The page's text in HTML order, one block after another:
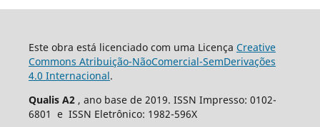
Este obra está licenciado com uma Licença Creative
Commons Atribuição-NãoComercial-SemDerivações
4.0 Internacional.
Qualis A2 , ano base de 2019. ISSN Impresso: 0102-
6801 e ISSN Eletrônico: 1982-596X